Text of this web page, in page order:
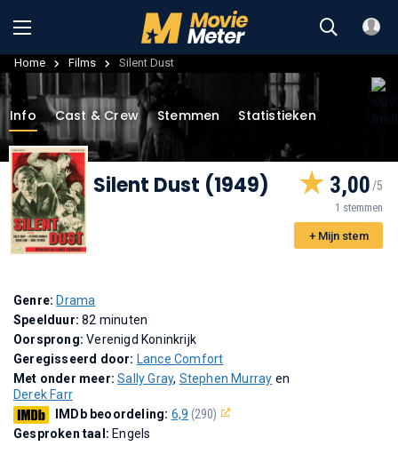
Home Films Silent Dust
Info Cast & Crew Stemmen Statistieken
Silent Dust (1949) 3,00
1 stemmen
+ Mijn stem
Genre: Drama
Speelduur:82 minuten
Oorsprong:Verenigd Koninkrijk
Geregisseerd door: Lance Comfort
Met onder meer:Sally Gray, Stephen Murray en
Derek Farr
IMDb beoordeling: 6,9 (290)
Gesproken taal: Engels